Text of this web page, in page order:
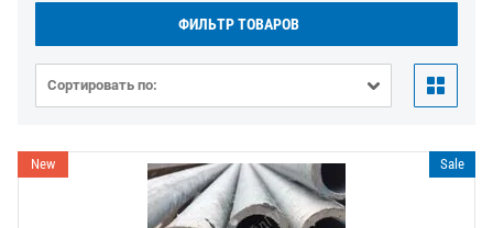
ФИЛЬТР ТОВАРОВ
Сортировать по:
New Sale